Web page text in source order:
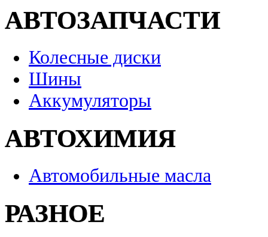
АВТОЗАПЧАСТИ
Колесные диски
Шины
Аккумуляторы
АВТОХИМИЯ
Автомобильные масла
РАЗНОЕ